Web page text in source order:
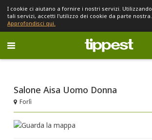
I cookie ci aiutano a fornire i nostri servizi. Utilizzando
tali servizi, accetti l'utilizzo dei cookie da parte nostra.
Approfondisci qui.
Toggle
navigation
Salone Aisa Uomo Donna
Forlì